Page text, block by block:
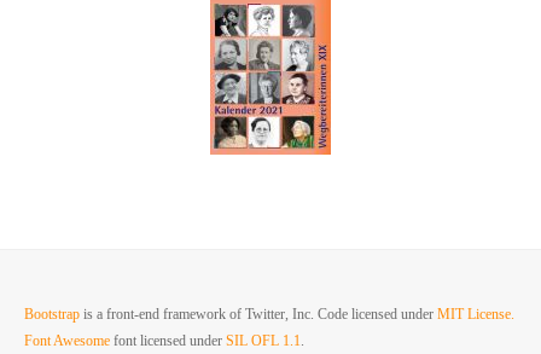
Bootstrap is a front-end framework of Twitter, Inc. Code licensed under MIT License.
Font Awesome font licensed under SIL OFL 1.1.